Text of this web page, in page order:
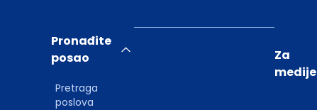
Pronađite
posao
Pretraga
poslova
Za
medije